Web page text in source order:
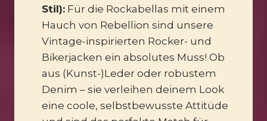
Stil):Für die Rockabellas mit einem
Hauch von Rebellion sind unsere
Vintage-inspirierten Rocker- und
Bikerjacken ein absolutes Muss! Ob
aus (Kunst-)Leder oder robustem
Denim – sie verleihen deinem Look
eine coole, selbstbewusste Attitüde